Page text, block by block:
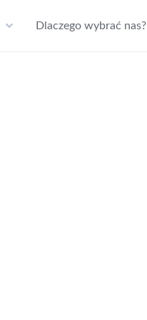
Dlaczego wybrać nas?